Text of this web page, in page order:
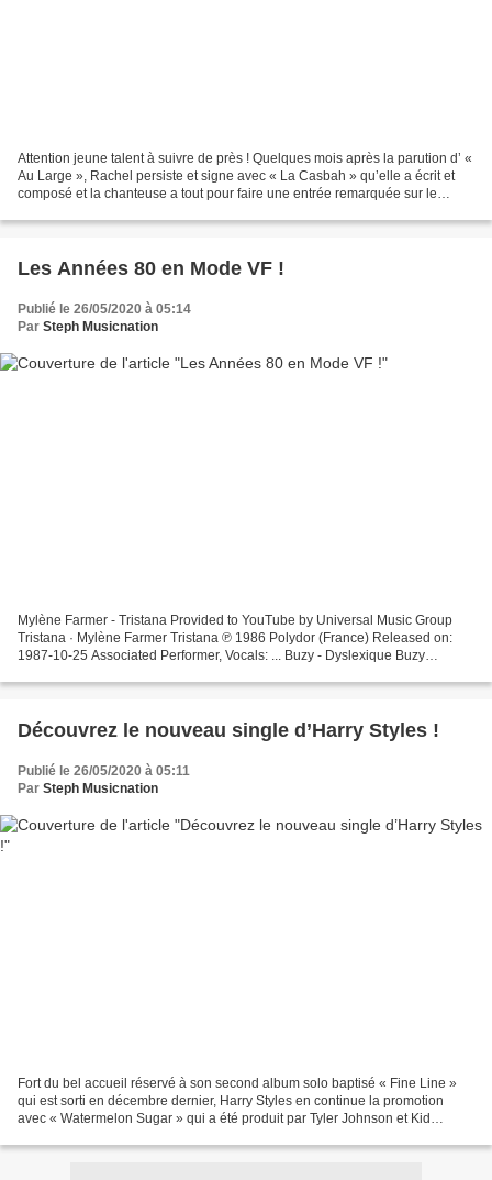
Attention jeune talent à suivre de près ! Quelques mois après la parution d’ «
Au Large », Rachel persiste et signe avec « La Casbah » qu’elle a écrit et
composé et la chanteuse a tout pour faire une entrée remarquée sur le
Les Années 80 en Mode VF !
Publié le 26/05/2020 à 05:14
Par Steph Musicnation
Mylène Farmer - Tristana Provided to YouTube by Universal Music Group
Tristana · Mylène Farmer Tristana ℗ 1986 Polydor (France) Released on:
1987-10-25 Associated Performer, Vocals: ... Buzy - Dyslexique Buzy
Découvrez le nouveau single d’Harry Styles !
Publié le 26/05/2020 à 05:11
Par Steph Musicnation
Fort du bel accueil réservé à son second album solo baptisé « Fine Line »
qui est sorti en décembre dernier, Harry Styles en continue la promotion
avec « Watermelon Sugar » qui a été produit par Tyler Johnson et Kid